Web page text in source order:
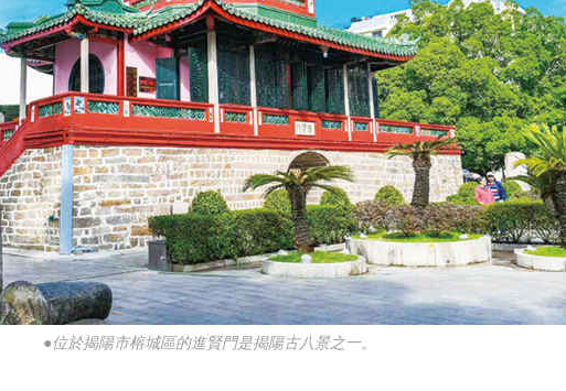
●位於揭陽市榕城區的進賢門是揭陽古八景之一。